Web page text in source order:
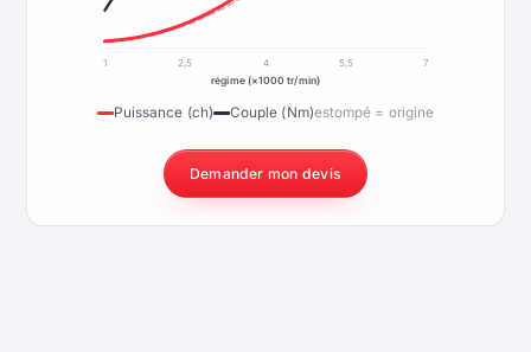
1 2,5 4 5,5
7
régime (×1000 tr/min)
Puissance (ch) Couple (Nm)estompé = origine
Demander mon devis